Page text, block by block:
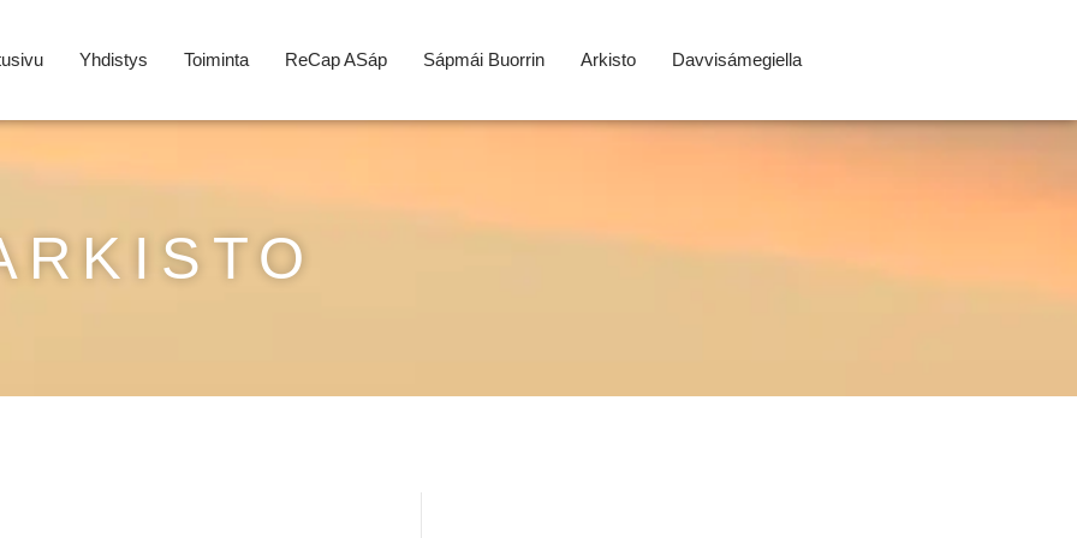
Yhdistys Toiminta ReCap ASáp Sápmái Buorrin Arkisto Davvisámegiella